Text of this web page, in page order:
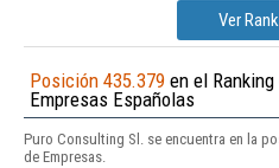
Ver
Posición 435.379 en el Ranking
Empresas Españolas
Puro Consulting Sl. se encuentra en la
de Empresas.